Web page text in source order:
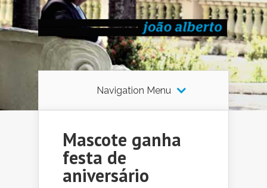
Navigation Menu
Mascote ganha
festa de
aniversário